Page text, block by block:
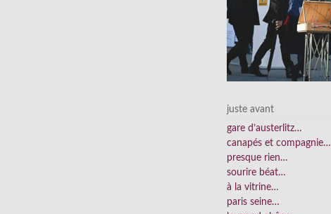
juste avant
gare d’austerlitz…
canapés et compagnie…
presque rien…
sourire béat…
à la vitrine…
paris seine…